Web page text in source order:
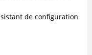
de configuration